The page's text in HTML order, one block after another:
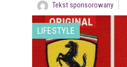
Tekst sponsorowany
LIFESTYLE